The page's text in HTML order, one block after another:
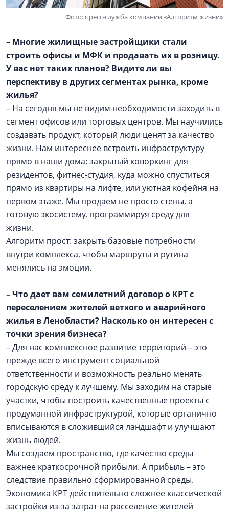
Фото: пресс-служба компании «Алгоритм жизни»
– Многие жилищные застройщики стали
строить офисы и МФК и продавать их в розницу.
У вас нет таких планов? Видите ли вы
перспективу в других сегментах рынка, кроме
жилья?
– На сегодня мы не видим необходимости заходить в
сегмент офисов или торговых центров. Мы научились
создавать продукт, который люди ценят за качество
жизни. Нам интереснее встроить инфраструктуру
прямо в наши дома: закрытый коворкинг для
резидентов, фитнес-студия, куда можно спуститься
прямо из квартиры на лифте, или уютная кофейня на
первом этаже. Мы продаем не просто стены, а
готовую экосистему, программируя среду для
жизни.
Алгоритм прост: закрыть базовые потребности
внутри комплекса, чтобы маршруты и рутина
менялись на эмоции.
– Что дает вам семилетний договор о КРТ с
переселением жителей ветхого и аварийного
жилья в Ленобласти? Насколько он интересен с
точки зрения бизнеса?
– Для нас комплексное развитие территорий – это
прежде всего инструмент социальной
ответственности и возможность реально менять
городскую среду к лучшему. Мы заходим на старые
участки, чтобы построить качественные проекты с
продуманной инфраструктурой, которые органично
вписываются в сложившийся ландшафт и улучшают
жизнь людей.
Мы создаем пространство, где качество среды
важнее краткосрочной прибыли. А прибыль – это
следствие правильно сформированной среды.
Экономика КРТ действительно сложнее классической
застройки из-за затрат на расселение жителей